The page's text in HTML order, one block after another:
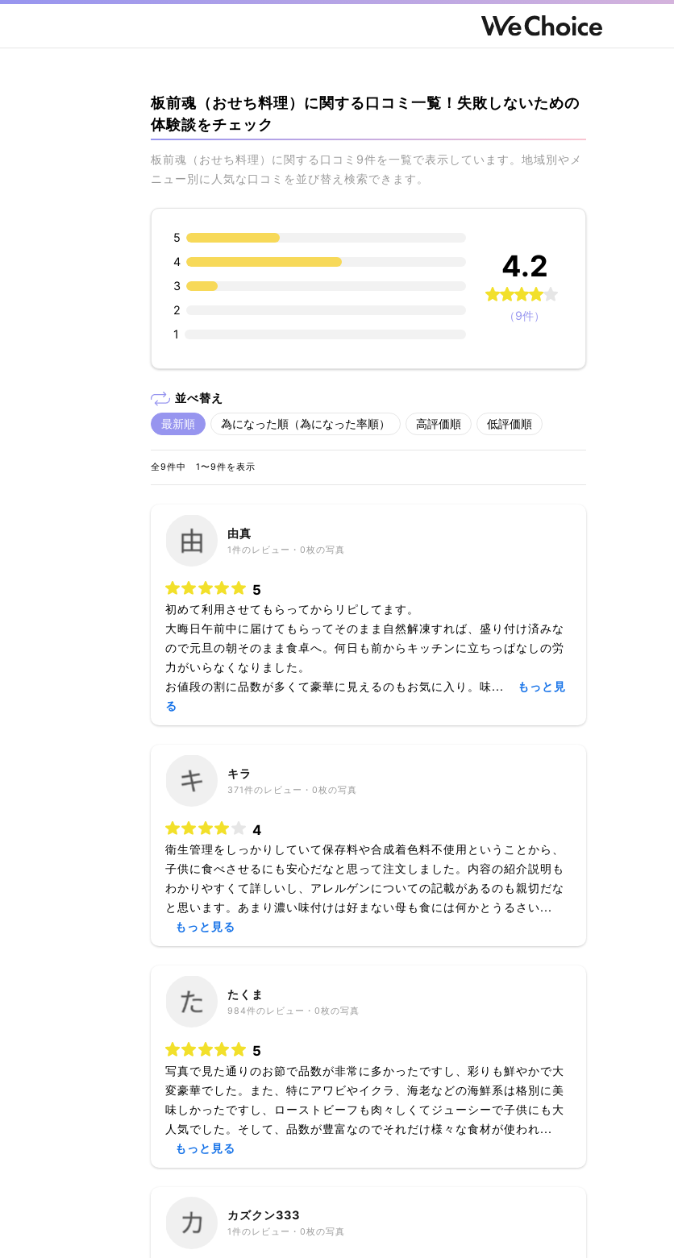
板前魂（おせち料理）に関する口コミ一覧！失敗しないための
体験談をチェック
板前魂（おせち料理）に関する口コミ9件を一覧で表示しています。地域別やメ
ニュー別に人気な口コミを並び替え検索できます。
5
4
3
2
1
4.2
（9件）
並べ替え
最新順
為になった順（為になった率順） 高評価順 低評価順
全9件中 1〜9件を表示
由真
1件のレビュー・ 0枚の写真
5
初めて利用させてもらってからリピしてます。
大晦日午前中に届けてもらってそのまま自然解凍すれば、盛り付け済みな
ので元旦の朝そのまま食卓へ。何日も前からキッチンに立ちっぱなしの労
力がいらなくなりました。
お値段の割に品数が多くて豪華に見えるのもお気に入り。味...
もっと見
る
キラ
371件のレビュー・ 0枚の写真
4
衛生管理をしっかりしていて保存料や合成着色料不使用ということから、
子供に食べさせるにも安心だなと思って注文しました。内容の紹介説明も
わかりやすくて詳しいし、アレルゲンについての記載があるのも親切だな
と思います。あまり濃い味付けは好まない母も食には何かとうるさい...
もっと見る
たくま
984件のレビュー・ 0枚の写真
5
写真で見た通りのお節で品数が非常に多かったですし、彩りも鮮やかで大
変豪華でした。また、特にアワビやイクラ、海老などの海鮮系は格別に美
味しかったですし、ローストビーフも肉々しくてジューシーで子供にも大
人気でした。そして、品数が豊富なのでそれだけ様々な食材が使われ...
もっと見る
カズクン333
1 件のレビュー・ 0枚の写真